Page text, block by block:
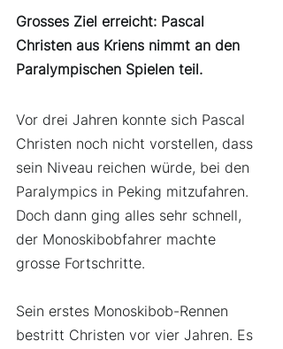
Grosses Ziel erreicht: Pascal
Christen aus Kriens nimmt an den
Paralympischen Spielen teil.
Vor drei Jahren konnte sich Pascal
Christen noch nicht vorstellen, dass
sein Niveau reichen würde, bei den
Paralympics in Peking mitzufahren.
Doch dann ging alles sehr schnell,
der Monoskibobfahrer machte
grosse Fortschritte.
Sein erstes Monoskibob-Rennen
bestritt Christen vor vier Jahren. Es